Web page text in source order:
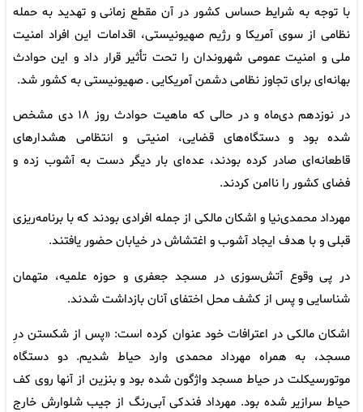
با توجه به شرایط حساس کشور در آن مقطع زمانی و تهدید به حمله
نظامی از سوی آمریکا و رژیم صهیونیستی، اقدامات این افراد امنیت
ملی و امنیت عمومی شهروندان را تحت تأثیر قرار داد و این حوادث
بهانه‌ای برای تجاوز نظامی دشمن آمریکایی ـ صهیونیستی به کشور شد.
در نوزدهم دی‌ماه و در حالی که ماهیت حوادث روز ۱۸ دی مشخص
شده بود و دستگاه‌های قضایی، امنیتی و انتظامی هشدارهای
قاطعانه‌ای صادر کرده بودند، عده‌ای بار دیگر دست به آشوب زده و
فضای کشور را ناامن کردند.
مهرداد محمدی‌نیا و اشکان مالکی از جمله افرادی بودند که با برنامه‌ریزی
قبلی و با هدف ایجاد آشوب و اغتشاش در خیابان حضور یافتند.
در پی وقوع آتش‌سوزی در مسجد جعفری و حوزه علمیه، متهمان
شناسایی و پس از کشف محل اختفای آنان بازداشت شدند.
اشکان مالکی در اعترافات خود عنوان کرده است: «پس از شکستن درِ
مسجد، به همراه مهرداد محمدی وارد حیاط شدیم. دو دستگاه
موتورسیکلت در حیاط مسجد واژگون شده بود و بنزین از آنها روی کف
حیاط سرازیر شده بود. مهرداد فندکی آبی‌رنگ از جیب شلوارش خارج